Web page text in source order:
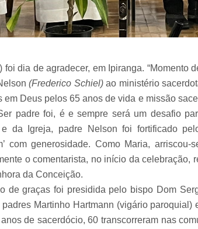
foi dia de agradecer, em Ipiranga. “Momento
(Frederico Schiel) ao ministério
em Deus pelos 65 anos de vida e missão
padre foi, é e sempre será um desafio
da Igreja, padre Nelson foi fortificado
com generosidade. Como Maria,
o comentarista, no início da celebração,
da Conceição.
graças foi presidida pelo bispo Dom
Martinho Hartmann (vigário paroquial)
de sacerdócio, 60 transcorreram nas